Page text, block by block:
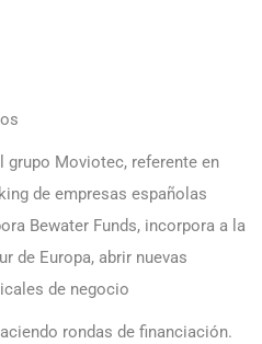
Moviotec, referente en
de empresas españolas
Bewater Funds, incorpora a la
de Europa, abrir nuevas
de negocio
rondas de financiación.